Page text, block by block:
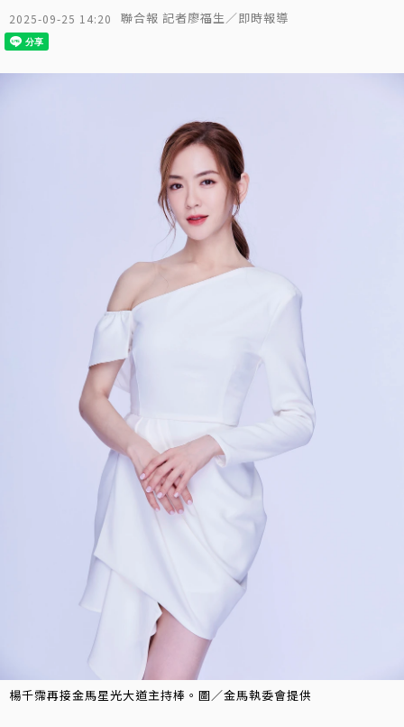
2025-09-25 14:20 聯合報 記者廖福生／即時報導
楊千霈再接金馬星光大道主持棒。圖／金馬執委會提供